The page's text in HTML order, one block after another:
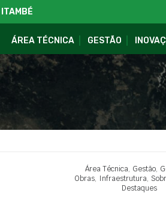
ÁREA TÉCNICA GESTÃO
Área Técnica, Gestão,
Obras, Infraestrutura,
Destaques